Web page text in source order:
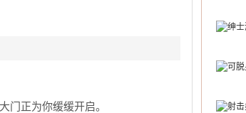
门正为你缓缓开启。